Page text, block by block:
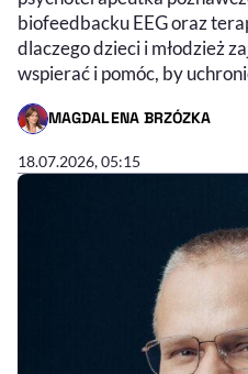
biofeedbacku EEG oraz
dlaczego dzieci i młodzież
wspierać i pomóc, by
MAGDALENA BRZÓZKA
- AUTOR ARTYKUŁU - PROFIL
18.07.2026, 05:15